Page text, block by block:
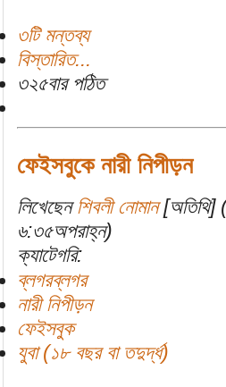
৩টি মন্তব্য
বিস্তারিত...
৩২৫বার পঠিত
ফেইসবুকে নারী নিপীড়ন
লিখেছেনশিবলী নোমান[অতিথি]
৬:৩৫অপরাহ্ন)
ক্যাটেগরি:
ব্লগরব্লগর
নারী নিপীড়ন
ফেইসবুক
যুবা (১৮ বছর বা তদুর্দ্ধ)